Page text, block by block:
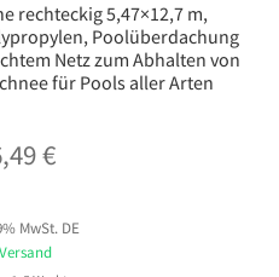
rechteckig 5,47×12,7 m,
Poolüberdachung
Netz zum Abhalten von
für Pools aller Arten
€
MwSt. DE
Versand